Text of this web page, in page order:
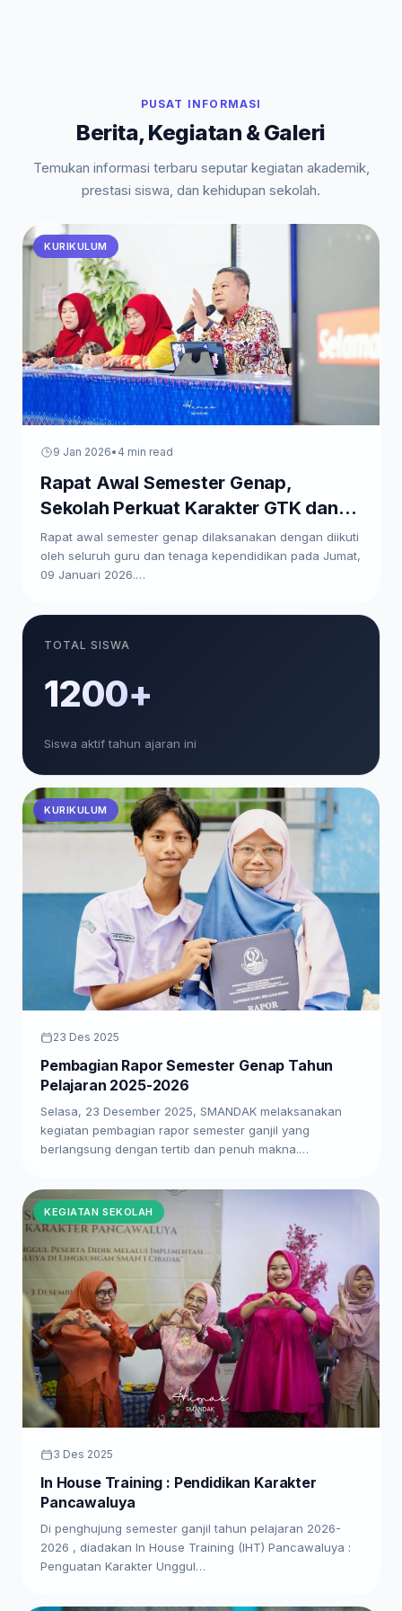
PUSAT INFORMASI
Berita, Kegiatan & Galeri
Temukan informasi terbaru seputar kegiatan akademik,
prestasi siswa, dan kehidupan sekolah.
KURIKULUM
9 Jan 2026• 4 min read
Rapat Awal Semester Genap,
Sekolah Perkuat Karakter GTK dan
Paparkan Program Kerja
Rapat awal semester genap dilaksanakan dengan diikuti
oleh seluruh guru dan tenaga kependidikan pada Jumat,
09 Januari 2026.…
TOTAL SISWA
1200+
Siswa aktif tahun ajaran ini
KURIKULUM
23 Des 2025
Pembagian Rapor Semester Genap Tahun
Pelajaran 2025-2026
Selasa, 23 Desember 2025, SMANDAK melaksanakan
kegiatan pembagian rapor semester ganjil yang
berlangsung dengan tertib dan penuh makna.…
KEGIATAN SEKOLAH
3 Des 2025
In House Training : Pendidikan Karakter
Pancawaluya
Di penghujung semester ganjil tahun pelajaran 2026-
2026 , diadakan In House Training (IHT) Pancawaluya :
Penguatan Karakter Unggul…